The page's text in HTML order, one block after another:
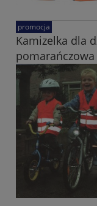
Kamizelka dla
pomarańczowa
promocja